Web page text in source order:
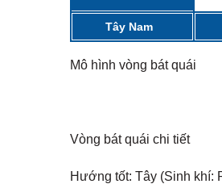
Tây Nam
Mô hình vòng bát quái
Vòng bát quái chi tiết
Hướng tốt: Tây (Sinh khí: